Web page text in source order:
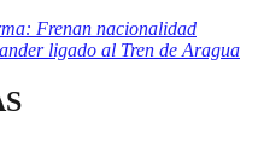
Frenan nacionalidad
ligado al Tren de Aragua